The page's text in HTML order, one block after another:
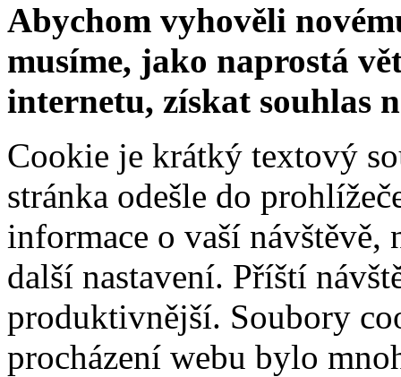
Abychom vyhověli
musíme, jako naprostá
internetu, získat souhlas
Cookie je krátký textový
stránka odešle do
informace o vaší
další nastavení. Příští
produktivnější. Soubory
procházení webu bylo